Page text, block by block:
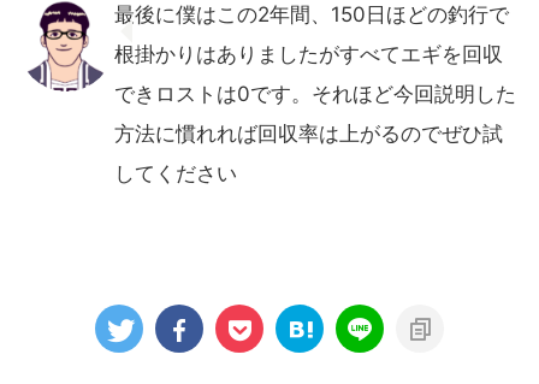
最後に僕はこの2年間、150日ほどの釣行で
根掛かりはありましたがすべてエギを回収
できロストは0です。それほど今回説明した
方法に慣れれば回収率は上がるのでぜひ試
してください